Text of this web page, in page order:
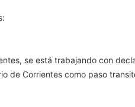
se está trabajando con
de Corrientes como paso